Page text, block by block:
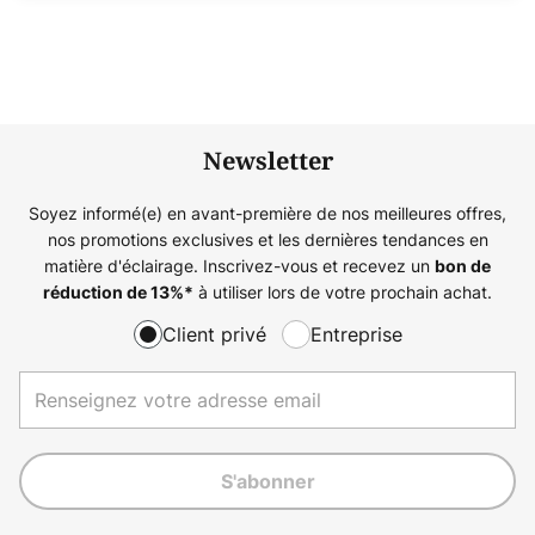
Newsletter
Soyez informé(e) en avant-première de nos meilleures offres,
nos promotions exclusives et les dernières tendances en
matière d'éclairage. Inscrivez-vous et recevez un bon de
réduction de13%* à utiliser lors de votre prochain achat.
Client privé Entreprise
S'abonner